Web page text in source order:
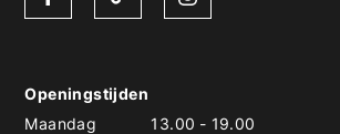
Openingstijden
Maandag
13.00 - 19.00